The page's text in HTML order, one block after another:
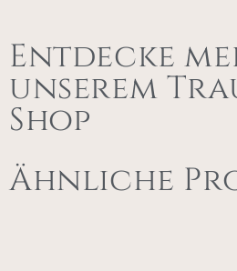
Entdecke
unserem
Shop
Ähnliche